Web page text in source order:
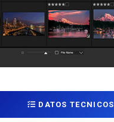
DATOS TECNICOS